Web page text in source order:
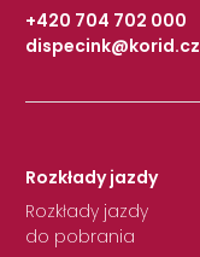
+420 704 702 000
|
dispecink@korid.cz
Rozkłady jazdy
Rozkłady jazdy
do pobrania